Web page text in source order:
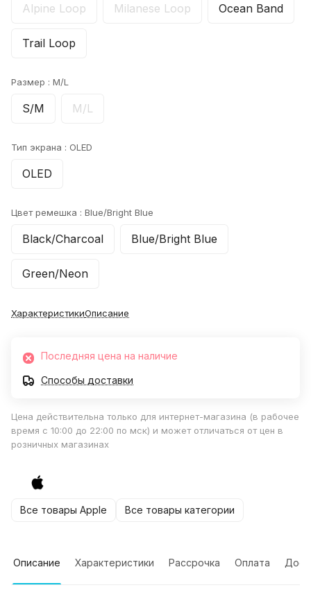
Alpine Loop Milanese Loop Ocean Band
Trail Loop
Размер : M/L
S/M M/L
Тип экрана : OLED
OLED
Цвет ремешка : Blue/Bright Blue
Black/Charcoal Blue/Bright Blue
Green/Neon
ХарактеристикиОписание
Последняя цена на наличие
Способы доставки
Цена действительна только для интернет-магазина (в рабочее
время с 10:00 до 22:00 по мск) и может отличаться от цен в
розничных магазинах
Все товары Apple Все товары категории
Описание Характеристики Рассрочка Оплата